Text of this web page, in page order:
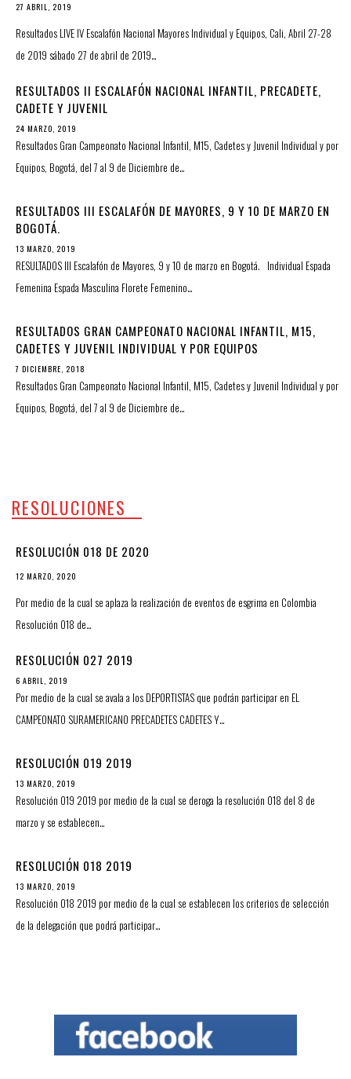
27 ABRIL, 2019
Resultados LIVE IV Escalafón Nacional Mayores Individual y Equipos, Cali, Abril 27-28
de 2019 sábado 27 de abril de 2019…
RESULTADOS II ESCALAFÓN NACIONAL INFANTIL, PRECADETE,
CADETE Y JUVENIL
24 MARZO, 2019
Resultados Gran Campeonato Nacional Infantil, M15, Cadetes y Juvenil Individual y por
Equipos, Bogotá, del 7 al 9 de Diciembre de…
RESULTADOS III ESCALAFÓN DE MAYORES, 9 Y 10 DE MARZO EN
BOGOTÁ.
13 MARZO, 2019
RESULTADOS III Escalafón de Mayores, 9 y 10 de marzo en Bogotá. Individual Espada
Femenina Espada Masculina Florete Femenino…
RESULTADOS GRAN CAMPEONATO NACIONAL INFANTIL, M15,
CADETES Y JUVENIL INDIVIDUAL Y POR EQUIPOS
7 DICIEMBRE, 2018
Resultados Gran Campeonato Nacional Infantil, M15, Cadetes y Juvenil Individual y por
Equipos, Bogotá, del 7 al 9 de Diciembre de…
RESOLUCIONES
RESOLUCIÓN 018 DE 2020
12 MARZO, 2020
Por medio de la cual se aplaza la realización de eventos de esgrima en Colombia
Resolución 018 de…
RESOLUCIÓN 027 2019
6 ABRIL, 2019
Por medio de la cual se avala a los DEPORTISTAS que podrán participar en EL
CAMPEONATO SURAMERICANO PRECADETES CADETES Y…
RESOLUCIÓN 019 2019
13 MARZO, 2019
Resolución 019 2019 por medio de la cual se deroga la resolución 018 del 8 de
marzo y se establecen…
RESOLUCIÓN 018 2019
13 MARZO, 2019
Resolución 018 2019 por medio de la cual se establecen los criterios de selección
de la delegación que podrá participar…